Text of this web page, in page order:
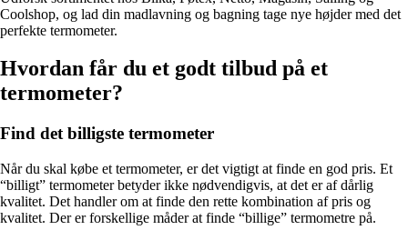
Coolshop, og lad din madlavning og bagning tage nye højder med det
perfekte termometer.
Hvordan får du et godt tilbud på et
termometer?
Find det billigste termometer
Når du skal købe et termometer, er det vigtigt at finde en god pris. Et
“billigt” termometer betyder ikke nødvendigvis, at det er af dårlig
kvalitet. Det handler om at finde den rette kombination af pris og
kvalitet. Der er forskellige måder at finde “billige” termometre på.